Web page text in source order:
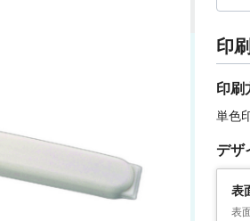
印
印刷
単色
デザ
表
表